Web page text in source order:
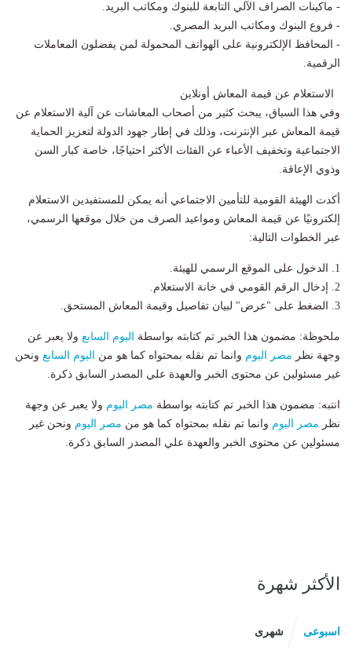
- ماكينات الصراف الآلي التابعة للبنوك ومكاتب البريد.
- فروع البنوك ومكاتب البريد المصري.
- المحافظ الإلكترونية على الهواتف المحمولة لمن يفضلون المعاملات
الرقمية.
الاستعلام عن قيمة المعاش أونلاين
وفي هذا السياق، يبحث كثير من أصحاب المعاشات عن آلية الاستعلام عن
قيمة المعاش عبر الإنترنت، وذلك في إطار جهود الدولة لتعزيز الحماية
الاجتماعية وتخفيف الأعباء عن الفئات الأكثر احتياجًا، خاصة كبار السن
وذوي الإعاقة.
أكدت الهيئة القومية للتأمين الاجتماعي أنه يمكن للمستفيدين الاستعلام
إلكترونيًا عن قيمة المعاش ومواعيد الصرف من خلال موقعها الرسمي،
عبر الخطوات التالية:
1. الدخول على الموقع الرسمي للهيئة.
2. إدخال الرقم القومي في خانة الاستعلام.
3. الضغط على "عرض" لبيان تفاصيل وقيمة المعاش المستحق.
ملحوظة: مضمون هذا الخبر تم كتابته بواسطة اليوم السابع ولا يعبر عن
وجهة نظر مصر اليوم وانما تم نقله بمحتواه كما هو من اليوم السابع ونحن
غير مسئولين عن محتوى الخبر والعهدة علي المصدر السابق ذكرة.
انتبه: مضمون هذا الخبر تم كتابته بواسطة مصر اليوم ولا يعبر عن وجهة
نظر مصر اليوم وانما تم نقله بمحتواه كما هو من مصر اليوم ونحن غير
مسئولين عن محتوى الخبر والعهدة علي المصدر السابق ذكرة.
الأكثر شهرة
اسبوعى شهرى